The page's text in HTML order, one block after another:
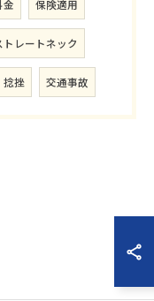
金 保険適用
トレートネック
捻挫 交通事故